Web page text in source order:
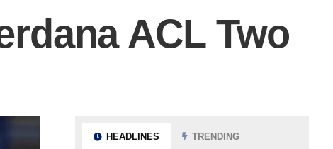
ACL Two
HEADLINES TRENDING